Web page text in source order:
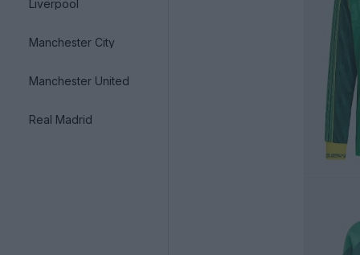
Liverpool
Manchester City
Manchester United
Real Madrid